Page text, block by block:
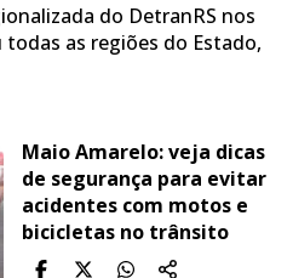
do DetranRS nos
as regiões do Estado,
Maio Amarelo: veja dicas
de segurança para evitar
acidentes com motos e
bicicletas no trânsito